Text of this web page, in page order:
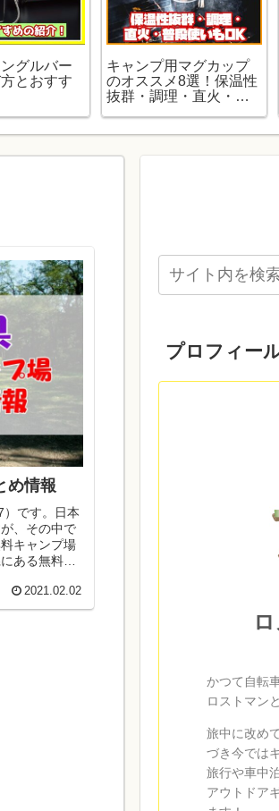
グルバー
とおすす
キャンプ用マグカップ
のオススメ8選！保温性
抜群・調理・直火・普
め情報
です。日本
、その中で
キャンプ場
ある無料キ
2021.02.02
プロフィー
かつて自転
ロストマン
旅中に改め
づき今では
旅行や車中
アウトドア